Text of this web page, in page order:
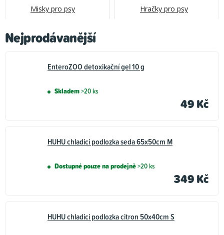
Misky pro psy Hračky pro psy
pro psy
Vitamíny a léčiva pro
Oblečky pro psy
Adresáře a známky
Ostatní doplňky pro
Nejprodávanější
EnteroZOO detoxikační gel 10 g
Skladem>20 ks
49 Kč
HUHU chladici podlozka seda 65x50cm M
Dostupné pouze na prodejně>20 ks
349 Kč
HUHU chladici podlozka citron 50x40cm S